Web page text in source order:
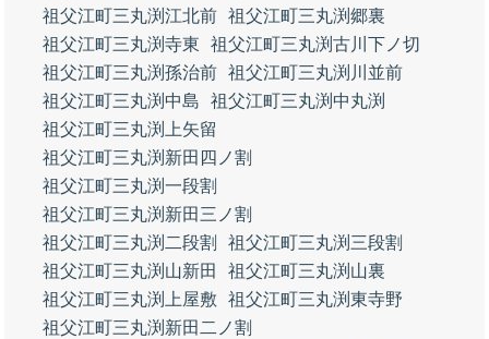
祖父江町三丸渕江北前 祖父江町三丸渕郷裏
祖父江町三丸渕寺東
祖父江町三丸渕古川下ノ切
祖父江町三丸渕孫治前 祖父江町三丸渕川並前
祖父江町三丸渕中島
祖父江町三丸渕中丸渕
祖父江町三丸渕上矢留
祖父江町三丸渕新田四ノ割
祖父江町三丸渕一段割
祖父江町三丸渕新田三ノ割
祖父江町三丸渕二段割
祖父江町三丸渕三段割
祖父江町三丸渕山新田
祖父江町三丸渕山裏
祖父江町三丸渕上屋敷
祖父江町三丸渕東寺野
祖父江町三丸渕新田二ノ割